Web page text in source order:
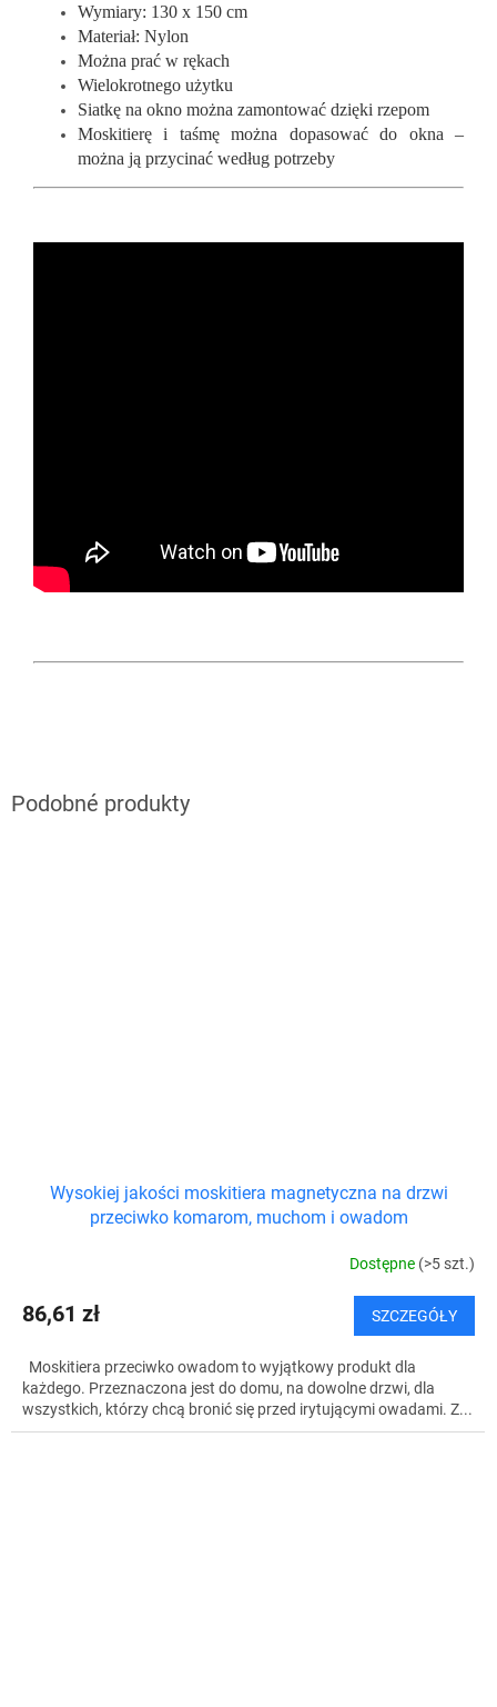
Wymiary: 130 x 150 cm
Materiał: Nylon
Można prać w rękach
Wielokrotnego użytku
Siatkę na okno można zamontować dzięki rzepom
Moskitierę i taśmę można dopasować do okna –
można ją przycinać według potrzeby
Wysokiej jakości moskitiera magnetyczna na drzwi
przeciwko komarom, muchom i owadom
Dostępne (>5 szt.)
86,61 zł SZCZEGÓŁY
Moskitiera przeciwko owadom to wyjątkowy produkt dla
każdego. Przeznaczona jest do domu, na dowolne drzwi, dla
wszystkich, którzy chcą bronić się przed irytującymi owadami. Z...